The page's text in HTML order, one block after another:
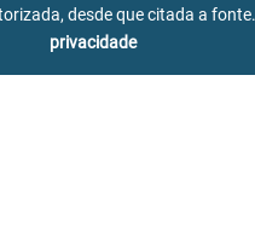
desde que citada a fonte.
privacidade